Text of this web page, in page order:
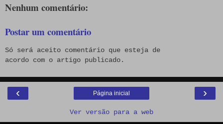
Nenhum comentário:
Postar um comentário
Só será aceito comentário que esteja de
acordo com o artigo publicado.
‹ ›
Página inicial
Ver versão para a web